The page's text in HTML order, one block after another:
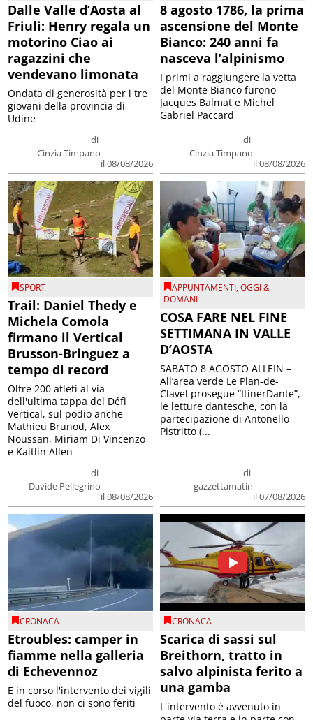
Dalle Valle d’Aosta al
Friuli: Henry regala un
motorino Ciao ai
ragazzini che
vendevano limonata
di
Cinzia Timpano
il 08/08/2026
Ondata di generosità per i tre
giovani della provincia di
Udine
8 agosto 1786, la prima
ascensione del Monte
Bianco: 240 anni fa
nasceva l’alpinismo
di
Cinzia Timpano
il 08/08/2026
I primi a raggiungere la vetta
del Monte Bianco furono
Jacques Balmat e Michel
Gabriel Paccard
SPORT
Trail: Daniel Thedy e
Michela Comola
firmano il Vertical
Brusson-Bringuez a
tempo di record
di
Davide Pellegrino
il 08/08/2026
Oltre 200 atleti al via
dell'ultima tappa del Défì
Vertical, sul podio anche
Mathieu Brunod, Alex
Noussan, Miriam Di Vincenzo
e Kaitlin Allen
APPUNTAMENTI,OGGI &
DOMANI
COSA FARE NEL FINE
SETTIMANA IN VALLE
D’AOSTA
di
gazzettamatin
il 07/08/2026
SABATO 8 AGOSTO ALLEIN –
All’area verde Le Plan-de-
Clavel prosegue “ItinerDante”,
le letture dantesche, con la
partecipazione di Antonello
Pistritto (...
CRONACA
Etroubles: camper in
fiamme nella galleria
di Echevennoz
E in corso l'intervento dei vigili
del fuoco, non ci sono feriti
CRONACA
Scarica di sassi sul
Breithorn, tratto in
salvo alpinista ferito a
una gamba
L'intervento è avvenuto in